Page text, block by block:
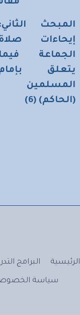
المبحث الثاني:
إيحاءات صلاة
الجماعة فيما
يتعلق
المسلمين
(الحاكم) (6)
الرئيسية البرامج
سياسة